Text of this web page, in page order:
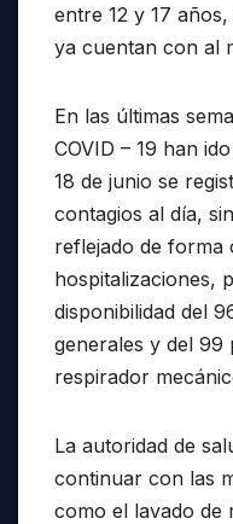
entre 12 y 17
ya cuentan con al
En las últimas
COVID – 19 han
18 de junio se
contagios al día,
reflejado de forma
hospitalizaciones,
disponibilidad del
generales y del
respirador
La autoridad de
continuar con las
como el lavado de